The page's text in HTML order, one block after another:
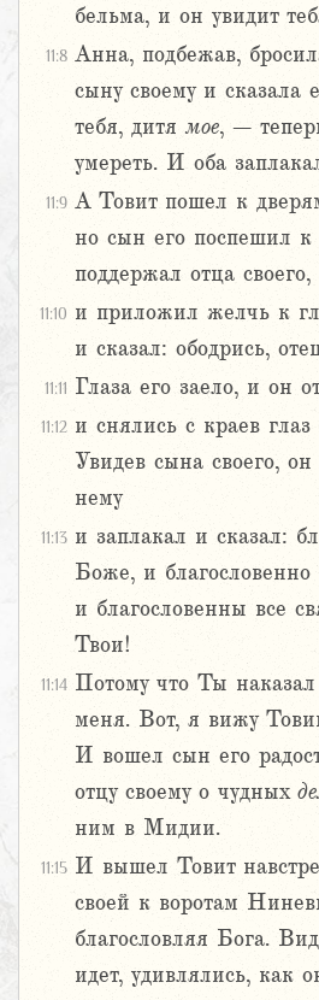
бельма, и он увидит
11:8 Анна, подбежав,
сыну своему и сказала
тебя, дитя мое, –
умереть. И оба
11:9 А Товит пошел к
но сын его поспешил к
поддержал отца своего,
11:10 и приложил желчь к
и сказал: ободрись,
11:11 Глаза его заело, и он
11:12 и снялись с краев глаз
Увидев сына своего,
нему
11:13 и заплакал и сказал:
Боже, и
и благословенны все
Твои!
11:14 Потому что Ты
меня. Вот, я вижу
И вошел сын его
отцу своему о чудных
ним в Мидии.
11:15 И вышел Товит
своей к воротам
благословляя Бога.
идет, удивлялись, как